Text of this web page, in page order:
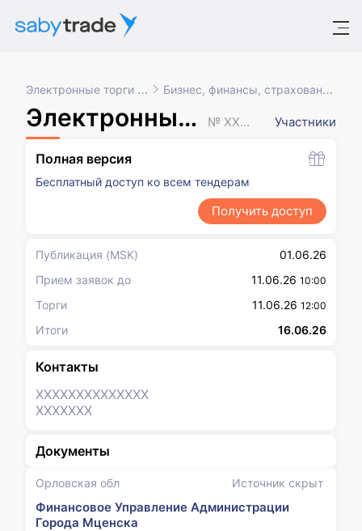
Электронные торги и закупки Бизнес, финансы, страхование, маркетинг
Электронный аукцион № XXXXXXX Участники
Орловская обл Источник скрыт
Финансовое Управление Администрации
Города Мценска
Полная версия
Бесплатный доступ ко всем тендерам
Получить доступ
Публикация (MSK)
01.06.26
Прием заявок до
11.06.26 10:00
Торги 11.06.26 12:00
Итоги 16.06.26
Контакты
XXXXXXXXXXXXXX
XXXXXXX
Документы